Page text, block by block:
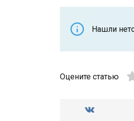
Нашли
Оцените статью